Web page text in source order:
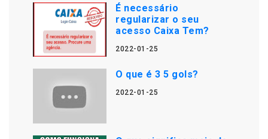
É necessário
regularizar o seu
acesso Caixa Tem?
2022-01-25
O que é 3 5 gols?
2022-01-25